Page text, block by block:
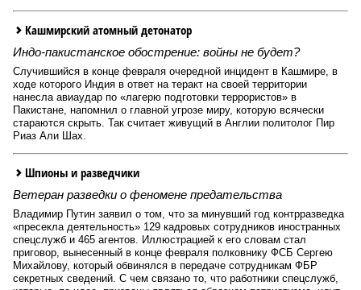
Кашмирский атомный детонатор
Индо-пакистанское обострение: войны не будет?
Случившийся в конце февраля очередной инцидент в Кашмире, в
ходе которого Индия в ответ на теракт на своей территории
нанесла авиаудар по «лагерю подготовки террористов» в
Пакистане, напомнил о главной угрозе миру, которую всячески
стараются скрыть. Так считает живущий в Англии политолог Пир
Риаз Али Шах.
Шпионы и разведчики
Ветеран разведки о феномене предательства
Владимир Путин заявил о том, что за минувший год контрразведка
«пресекла деятельность» 129 кадровых сотрудников иностранных
спецслужб и 465 агентов. Иллюстрацией к его словам стал
приговор, вынесенный в конце февраля полковнику ФСБ Сергею
Михайлову, который обвинялся в передаче сотрудникам ФБР
секретных сведений. С чем связано то, что работники спецслужб,